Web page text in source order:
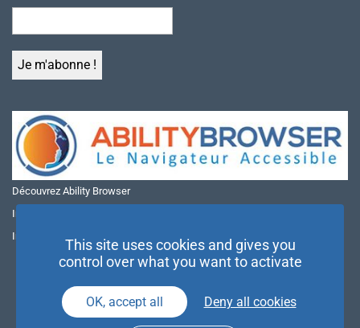
Découvrez Ability Browser
Installer Ability Browser sur Windows
Installer Ability Browser sur Mac
This site uses cookies and gives you
control over what you want to activate
OK, accept all Deny all cookies